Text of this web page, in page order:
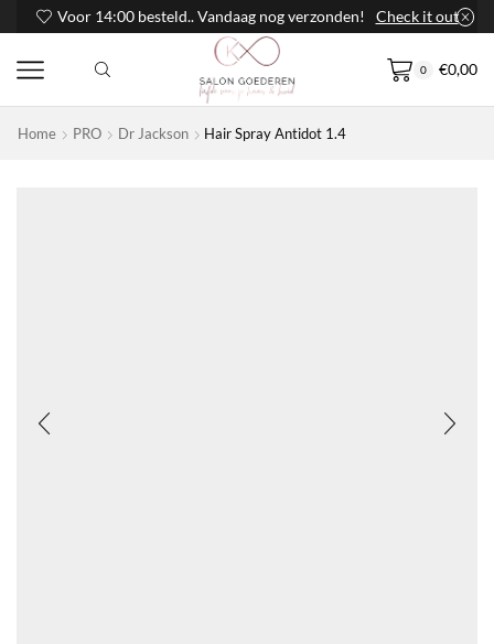
Voor 14:00 besteld.. Vandaag nog verzonden! Check it out
0 €0,00
Home PRO Dr Jackson Hair Spray Antidot 1.4